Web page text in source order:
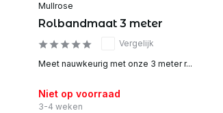
Mullrose
Rolbandmaat 3 meter
Vergelijk
Meet nauwkeurig met onze 3 meter r...
Niet op voorraad
3-4 weken